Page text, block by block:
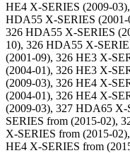
HE4 X-SERIES (2009-
HDA55 X-SERIES
326 HDA55 X-SERIES
10), 326 HDA55 X-
(2001-09), 326 HE3 X-
(2004-01), 326 HE3 X-
(2009-03), 326 HE4 X-
(2004-01), 326 HE4 X-
(2009-03), 327 HDA65
SERIES from (2015-02),
X-SERIES from (2015-
HE4 X-SERIES from